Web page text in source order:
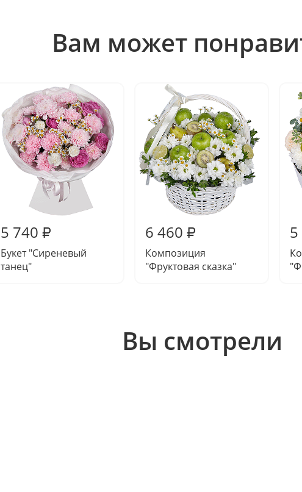
Вам может
5 740 ₽
Букет "Сиреневый
танец"
6 460 ₽
Композиция
"Фруктовая сказка"
Вы смотрели